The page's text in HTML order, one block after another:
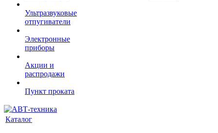
Ультразвуковые
отпугиватели
Электронные
приборы
Акции и
распродажи
Пункт проката
Каталог